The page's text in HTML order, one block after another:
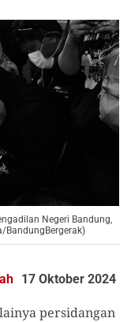
Negeri Bandung,
BandungBergerak)
17 Oktober 2024
persidangan